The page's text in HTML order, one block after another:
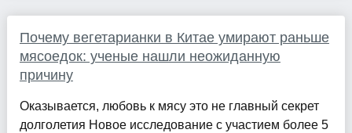
Почему вегетарианки в Китае умирают раньше
мясоедок: ученые нашли неожиданную
причину
Оказывается, любовь к мясу это не главный секрет
долголетия Новое исследование с участием более 5